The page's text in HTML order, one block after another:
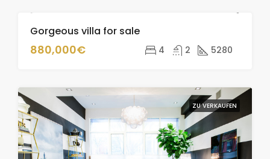
Gorgeous villa for sale
880,000€ 4 2 5280
ZU VERKAUFEN